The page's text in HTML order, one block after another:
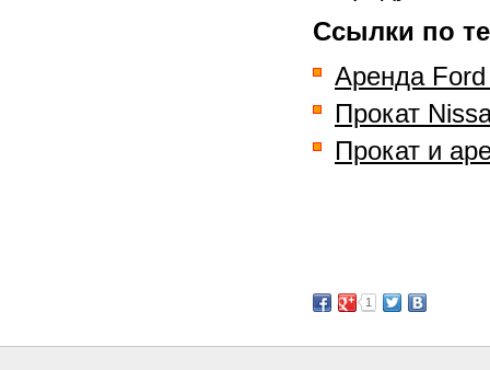
Ссылки по
Аренда
Прокат
Прокат и
1